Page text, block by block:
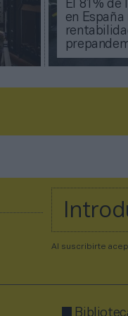
El 81% de
en
Al suscribirte